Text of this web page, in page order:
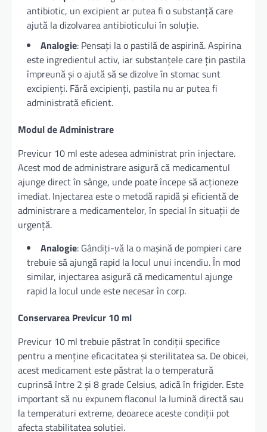
antibiotic, un excipient ar putea fi o substanță care
ajută la dizolvarea antibioticului în soluție.
Analogie: Pensați la o pastilă de aspirină. Aspirina
este ingredientul activ, iar substanțele care țin pastila
împreună și o ajută să se dizolve în stomac sunt
excipienți. Fără excipienți, pastila nu ar putea fi
administrată eficient.
Modul de Administrare
Previcur 10 ml este adesea administrat prin injectare.
Acest mod de administrare asigură că medicamentul
ajunge direct în sânge, unde poate începe să acționeze
imediat. Injectarea este o metodă rapidă și eficientă de
administrare a medicamentelor, în special în situații de
urgență.
Analogie: Gândiți-vă la o mașină de pompieri care
trebuie să ajungă rapid la locul unui incendiu. În mod
similar, injectarea asigură că medicamentul ajunge
rapid la locul unde este necesar în corp.
Conservarea Previcur 10 ml
Previcur 10 ml trebuie păstrat în condiții specifice
pentru a menține eficacitatea și sterilitatea sa. De obicei,
acest medicament este păstrat la o temperatură
cuprinsă între 2 și 8 grade Celsius, adică în frigider. Este
important să nu expunem flaconul la lumină directă sau
la temperaturi extreme, deoarece aceste condiții pot
afecta stabilitatea soluției.